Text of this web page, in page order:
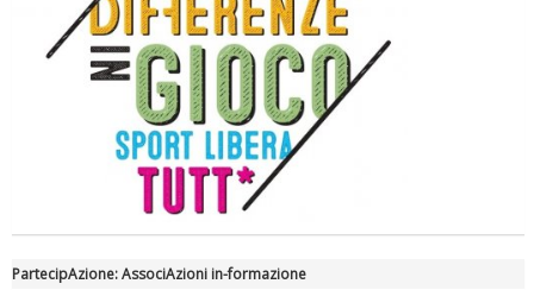
Tiziano Pesce nel Cda di Fondazione Terzjus: prima riunione a
PartecipAzione: AssociAzioni in-formazione